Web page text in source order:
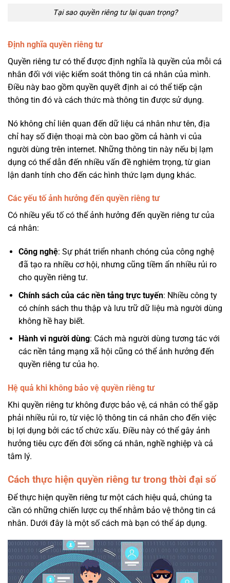
Tại sao quyền riêng tư lại quan trọng?
Định nghĩa quyền riêng tư
Quyền riêng tư có thể được định nghĩa là quyền của mỗi cá
nhân đối với việc kiểm soát thông tin cá nhân của mình.
Điều này bao gồm quyền quyết định ai có thể tiếp cận
thông tin đó và cách thức mà thông tin được sử dụng.
Nó không chỉ liên quan đến dữ liệu cá nhân như tên, địa
chỉ hay số điện thoại mà còn bao gồm cả hành vi của
người dùng trên internet. Những thông tin này nếu bị lạm
dụng có thể dẫn đến nhiều vấn đề nghiêm trọng, từ gian
lận danh tính cho đến các hình thức lạm dụng khác.
Các yếu tố ảnh hưởng đến quyền riêng tư
Có nhiều yếu tố có thể ảnh hưởng đến quyền riêng tư của
cá nhân:
Công nghệ: Sự phát triển nhanh chóng của công nghệ
đã tạo ra nhiều cơ hội, nhưng cũng tiềm ẩn nhiều rủi ro
cho quyền riêng tư.
Chính sách của các nền tảng trực tuyến: Nhiều công ty
có chính sách thu thập và lưu trữ dữ liệu mà người dùng
không hề hay biết.
Hành vi người dùng: Cách mà người dùng tương tác với
các nền tảng mạng xã hội cũng có thể ảnh hưởng đến
quyền riêng tư của họ.
Hệ quả khi không bảo vệ quyền riêng tư
Khi quyền riêng tư không được bảo vệ, cá nhân có thể gặp
phải nhiều rủi ro, từ việc lộ thông tin cá nhân cho đến việc
bị lợi dụng bởi các tổ chức xấu. Điều này có thể gây ảnh
hưởng tiêu cực đến đời sống cá nhân, nghề nghiệp và cả
tâm lý.
Cách thực hiện quyền riêng tư trong thời đại số
Để thực hiện quyền riêng tư một cách hiệu quả, chúng ta
cần có những chiến lược cụ thể nhằm bảo vệ thông tin cá
nhân. Dưới đây là một số cách mà bạn có thể áp dụng.